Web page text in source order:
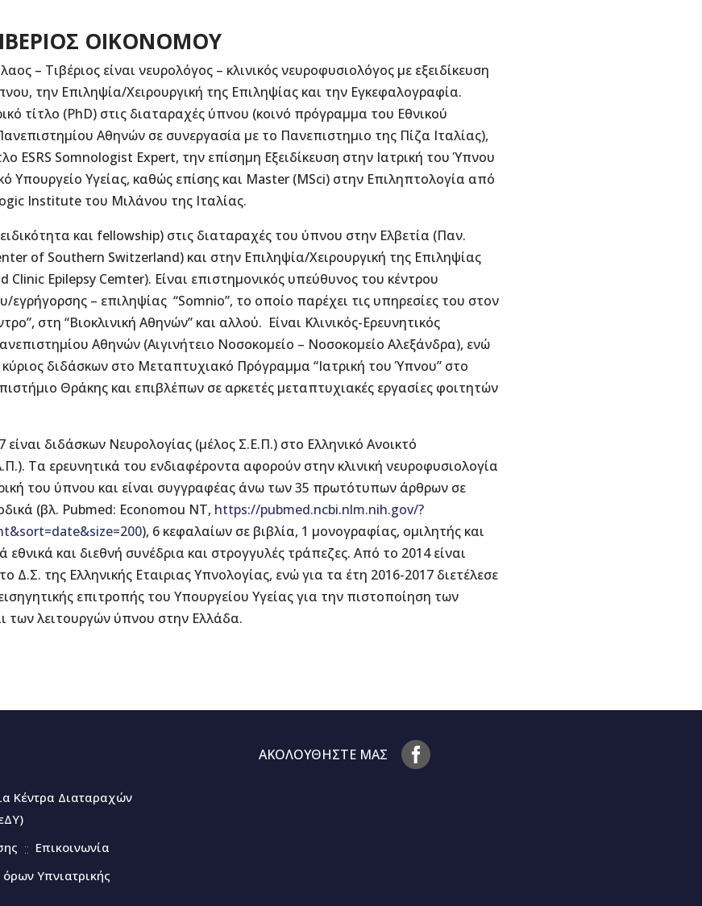
ΟΙΚΟΝΟΜΟΥ
– Τιβέριος είναι νευρολόγος – κλινικός νευροφυσιολόγος με εξειδίκευση
την Επιληψία/Χειρουργική της Επιληψίας και την Εγκεφαλογραφία.
τίτλο (PhD) στις διαταραχές ύπνου (κοινό πρόγραμμα του Εθνικού
Αθηνών σε συνεργασία με το Πανεπιστημιο της Πίζα Ιταλίας),
ESRS Somnologist Expert, την επίσημη Εξειδίκευση στην Ιατρική του Ύπνου
Υπουργείο Υγείας, καθώς επίσης και Master (MSci) στην Επιληπτολογία από
Institute του Μιλάνου της Ιταλίας.
(ειδικότητα και fellowship) στις διαταραχές του ύπνου στην Ελβετία (Παν.
of Southern Switzerland) και στην Επιληψία/Χειρουργική της Επιληψίας
Clinic Epilepsy Cemter). Είναι επιστημονικός υπεύθυνος του κέντρου
– επιληψίας “Somnio”, το οποίο παρέχει τις υπηρεσίες του στον
στη “Βιοκλινική Αθηνών” και αλλού. Είναι Κλινικός-Ερευνητικός
Αθηνών (Αιγινήτειο Νοσοκομείο – Νοσοκομείο Αλεξάνδρα), ενώ
κύριος διδάσκων στο Μεταπτυχιακό Πρόγραμμα “Ιατρική του Ύπνου” στο
Θράκης και επιβλέπων σε αρκετές μεταπτυχιακές εργασίες φοιτητών
είναι διδάσκων Νευρολογίας (μέλος Σ.Ε.Π.) στο Ελληνικό Ανοικτό
Τα ερευνητικά του ενδιαφέροντα αφορούν στην κλινική νευροφυσιολογία
του ύπνου και είναι συγγραφέας άνω των 35 πρωτότυπων άρθρων σε
(βλ. Pubmed: Economou NT, https://pubmed.ncbi.nlm.nih.gov/?
), 6 κεφαλαίων σε βιβλία, 1 μονογραφίας, ομιλητής και
και διεθνή συνέδρια και στρογγυλές τράπεζες. Από το 2014 είναι
Δ.Σ. της Ελληνικής Εταιριας Υπνολογίας, ενώ για τα έτη 2016-2017 διετέλεσε
επιτροπής του Υπουργείου Υγείας για την πιστοποίηση των
των λειτουργών ύπνου στην Ελλάδα.
Κέντρα Διαταραχών
Επικοινωνία
Υπνιατρικής
ΑΚΟΛΟΥΘΗΣΤΕ ΜΑΣ